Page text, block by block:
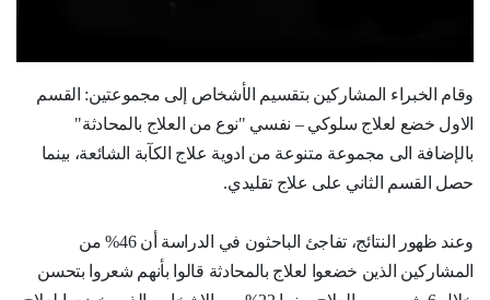
وقام الخبراء المشاركين بتقسيم الأشخاص إلى مجموعتين: القسم
الاول خضع لعلاج سلوكي – نفسي "نوع من العلاج بالمحادثة"
بالإضافة الى مجموعة متنوعة من ادوية علاج الكآبة الشائعة، بينما
حصل القسم الثاني على علاج تقليدي.
وعند ظهور النتائج، تفاجئ الباحثون في الدراسة أن 46% من
المشاركين الذين خضعوا لعلاج بالمحادثة قالوا بأنهم شعروا بتحسن